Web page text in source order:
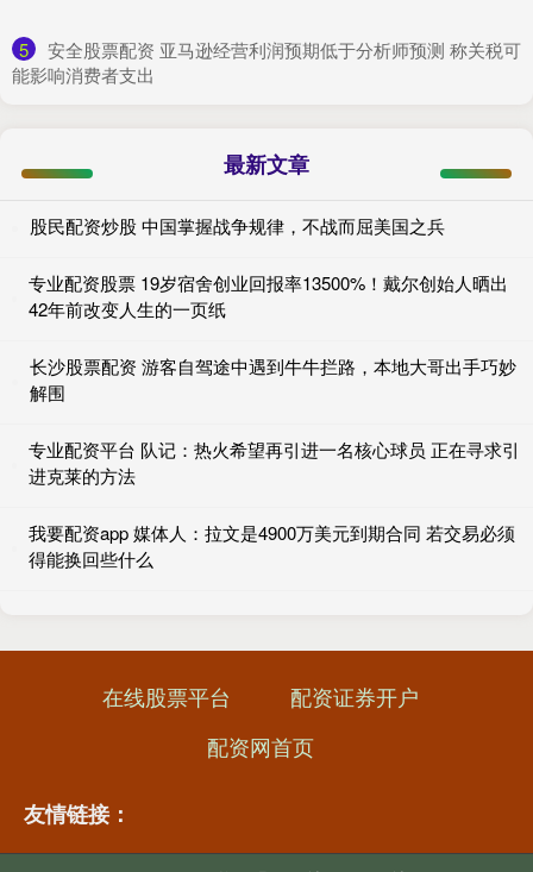
5
​安全股票配资 亚马逊经营利润预期低于分析师预测 称关税可
能影响消费者支出
最新文章
股民配资炒股 中国掌握战争规律，不战而屈美国之兵
专业配资股票 19岁宿舍创业回报率13500%！戴尔创始人晒出
42年前改变人生的一页纸
长沙股票配资 游客自驾途中遇到牛牛拦路，本地大哥出手巧妙
解围
专业配资平台 队记：热火希望再引进一名核心球员 正在寻求引
进克莱的方法
我要配资app 媒体人：拉文是4900万美元到期合同 若交易必须
得能换回些什么
在线股票平台
配资证券开户
配资网首页
友情链接：